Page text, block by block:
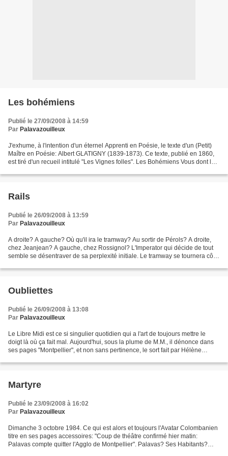
Les bohémiens
Publié le 27/09/2008 à 14:59
Par Palavazouilleux
J'exhume, à l'intention d'un éternel Apprenti en Poésie, le texte d'un (Petit)
Maître en Poésie: Albert GLATIGNY (1839-1873). Ce texte, publié en 1860,
est tiré d'un recueil intitulé "Les Vignes folles". Les Bohémiens Vous dont les
Rails
Publié le 26/09/2008 à 13:59
Par Palavazouilleux
A droite? A gauche? Où qu'il ira le tramway? Au sortir de Pérols? A droite,
chez Jeanjean? A gauche, chez Rossignol? L'Imperator qui décide de tout
semble se désentraver de sa perplexité initiale. Le tramway se tournera côté
Oubliettes
Publié le 26/09/2008 à 13:08
Par Palavazouilleux
Le Libre Midi est ce si singulier quotidien qui a l'art de toujours mettre le
doigt là où ça fait mal. Aujourd'hui, sous la plume de M.M., il dénonce dans
ses pages "Montpellier", et non sans pertinence, le sort fait par Hélène
Martyre
Publié le 23/09/2008 à 16:02
Par Palavazouilleux
Dimanche 3 octobre 1984. Ce qui est alors et toujours l'Avatar Colombanien
titre en ses pages accessoires: "Coup de théâtre confirmé hier matin:
Palavas compte quitter l'Agglo de Montpellier". Palavas? Ses Habitants?